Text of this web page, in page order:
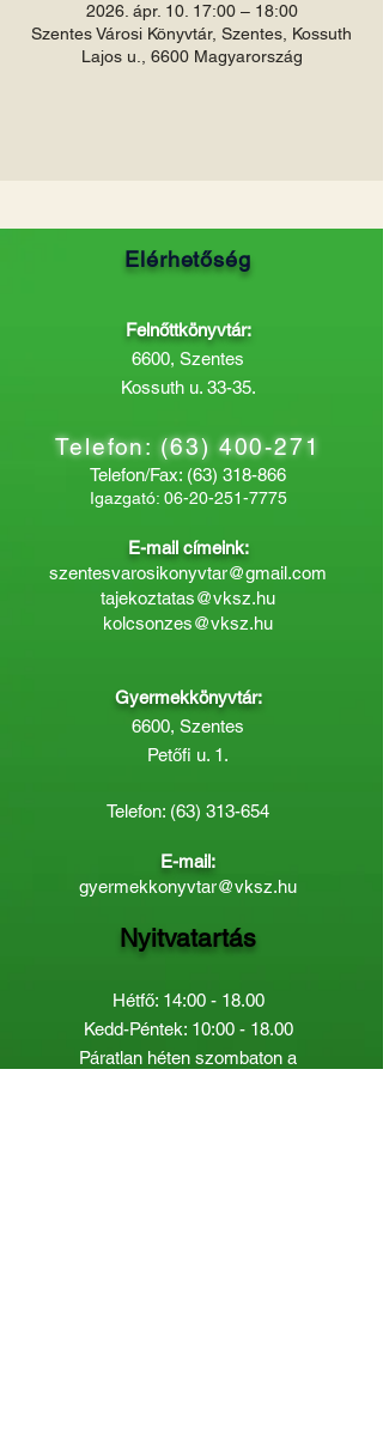
2026. ápr. 10. 17:00 – 18:00
Szentes Városi Könyvtár, Szentes, Kossuth
Lajos u., 6600 Magyarország
Elérhetőség
Felnőttkönyvtár:
6600, Szentes
Kossuth u. 33-35.
Telefon:(63) 400-271
Telefon/Fax: (63) 318-866
Igazgató: 06-20-251-7775
E-mail címeink:
szentesvarosikonyvtar@gmail.com
tajekoztatas@vksz.hu
kolcsonzes@vksz.hu
Gyermekkönyvtár:
6600, Szentes
Petőfi u. 1.
Telefon: (63) 313-654
E-mail:
gyermekkonyvtar@vksz.hu
Nyitvatartás
Hétfő: 14:00 - 18.00
Kedd-Péntek: 10:00 - 18.00
Páratlan héten szombaton a